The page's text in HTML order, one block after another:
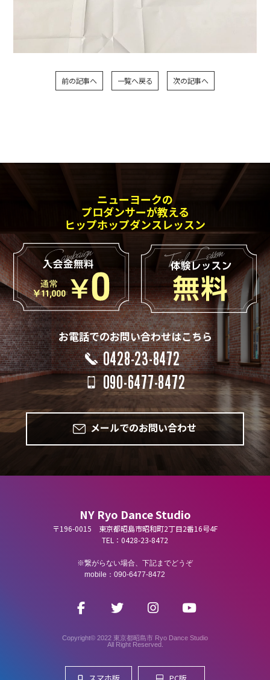
前の記事へ 一覧へ戻る 次の記事へ
ニューヨークの
プロダンサーが教える
ヒップホップダンスレッスン
お電話でのお問い合わせはこちら
0428-23-8472
090-6477-8472
メールでのお問い合わせ
NY Ryo Dance Studio
〒196-0015 東京都昭島市昭和町2丁目2番16号4F
TEL：0428-23-8472
繋がらない場合、下記までどうぞ
mobile：090-6477-8472
Copyright© 2022 東京都昭島市 Ryo Dance Studio
All Right Reserved.